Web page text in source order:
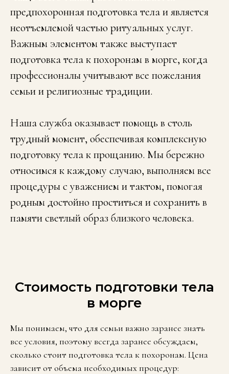
предпохоронная подготовка тела и является
неотъемлемой частью ритуальных услуг.
Важным элементом также выступает
подготовка тела к похоронам в морге, когда
профессионалы учитывают все пожелания
семьи и религиозные традиции.
Наша служба оказывает помощь в столь
трудный момент, обеспечивая комплексную
подготовку тела к прощанию. Мы бережно
относимся к каждому случаю, выполняем все
процедуры с уважением и тактом, помогая
родным достойно проститься и сохранить в
памяти светлый образ близкого человека.
Стоимость подготовки тела
в морге
Мы понимаем, что для семьи важно заранее знать
все условия, поэтому всегда заранее обсуждаем,
сколько стоит подготовка тела к похоронам. Цена
зависит от объема необходимых процедур: